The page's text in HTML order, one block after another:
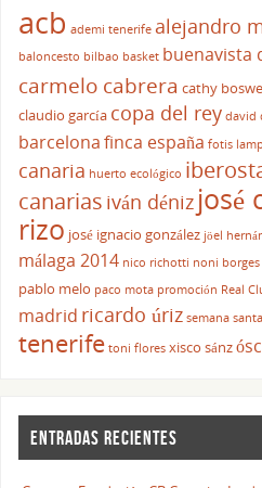
acb ademi tenerife alejandro
baloncesto bilbao basket buenavista
carmelo cabrera cathy
claudio garcía copa del rey david
barcelonafinca españa fotis
canaria huerto ecológico
canarias iván déniz josé
rizo josé ignacio gonzález jöel
málaga 2014 nico richotti noni borges
pablo melo paco mota promoción Real
madrid ricardo úriz semana
tenerife toni flores xisco sánz
ENTRADAS RECIENTES